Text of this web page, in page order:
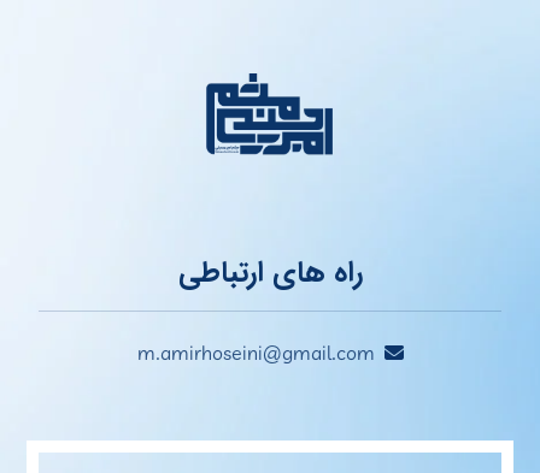
راه های ارتباطی
m.amirhoseini@gmail.com